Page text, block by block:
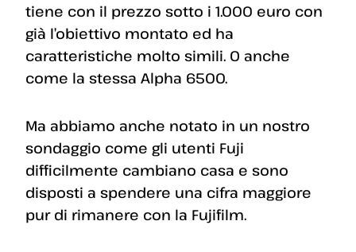
tiene con il prezzo sotto i 1.000 euro con
già l’obiettivo montato ed ha
caratteristiche molto simili. O anche
come la stessa Alpha 6500.
Ma abbiamo anche notato in un nostro
sondaggio come gli utenti Fuji
difficilmente cambiano casa e sono
disposti a spendere una cifra maggiore
pur di rimanere con la Fujifilm.